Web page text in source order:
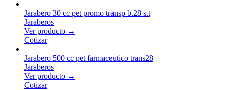
Jarabero 30 cc pet promo transp b.28 s.t
Jaraberos
Ver producto →
Cotizar
Jarabero 500 cc pet farmaceutico trans28
Jaraberos
Ver producto →
Cotizar